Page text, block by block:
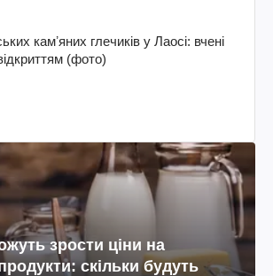
камʼяних глечиків у Лаосі: вчені
(фото)
зрости ціни на
скільки будуть